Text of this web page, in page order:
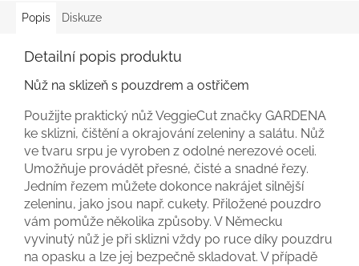
Popis Diskuze
Detailní popis produktu
Nůž na sklizeň s pouzdrem a ostřičem
Použijte praktický nůž VeggieCut značky GARDENA
ke sklizni, čištění a okrajování zeleniny a salátu. Nůž
ve tvaru srpu je vyroben z odolné nerezové oceli.
Umožňuje provádět přesné, čisté a snadné řezy.
Jedním řezem můžete dokonce nakrájet silnější
zeleninu, jako jsou např. cukety. Přiložené pouzdro
vám pomůže několika způsoby. V Německu
vyvinutý nůž je při sklizni vždy po ruce díky pouzdru
na opasku a lze jej bezpečně skladovat. V případě